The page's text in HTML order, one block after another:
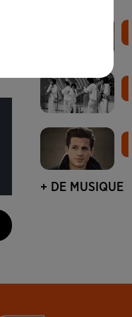
+ DE MUSIQUE